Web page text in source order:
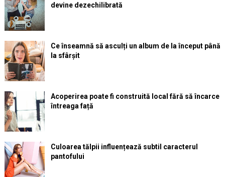
devine dezechilibrată
Ce înseamnă să asculți un album de la început până
la sfârșit
Acoperirea poate fi construită local fără să încarce
întreaga față
Culoarea tălpii influențează subtil caracterul
pantofului